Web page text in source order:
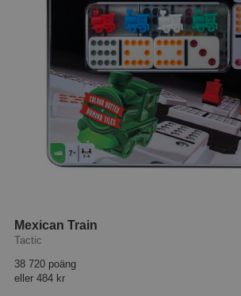
Mexican Train
Tactic
38 720 poäng
eller 484 kr